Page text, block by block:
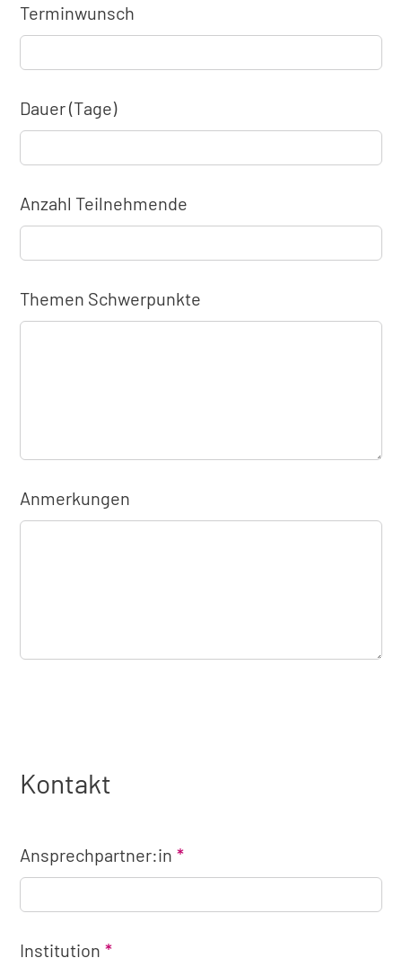
Terminwunsch
Dauer (Tage)
Anzahl Teilnehmende
Themen Schwerpunkte
Anmerkungen
Kontakt
Ansprechpartner:in
Institution